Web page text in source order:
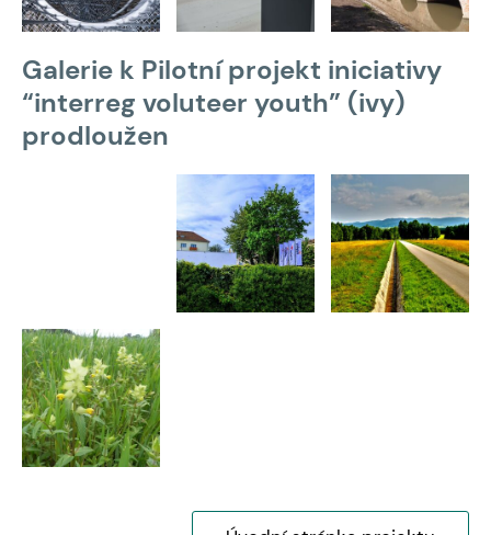
Galerie k Pilotní projekt iniciativy
“interreg voluteer youth” (ivy)
prodloužen